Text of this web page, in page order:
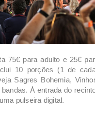
75€ para adulto e 25€
10 porções (1 de
Sagres Bohemia,
À entrada do
pulseira digital.